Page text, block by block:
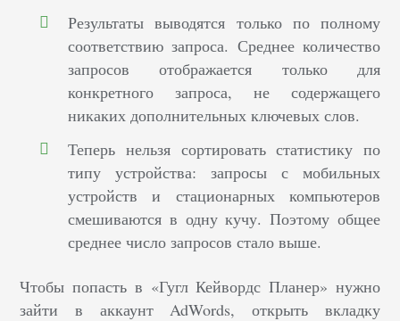
Результаты выводятся только по полному
соответствию запроса. Среднее количество
запросов отображается только для
конкретного запроса, не содержащего
никаких дополнительных ключевых слов.
Теперь нельзя сортировать статистику по
типу устройства: запросы с мобильных
устройств и стационарных компьютеров
смешиваются в одну кучу. Поэтому общее
среднее число запросов стало выше.
Чтобы попасть в «Гугл Кейвордс Планер» нужно
зайти в аккаунт AdWords, открыть вкладку